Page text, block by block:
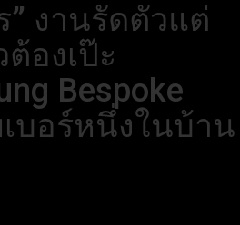
” งานรัดตัวแต่
องเป๊ะ
Bespoke
บอร์หนึ่งในบ้าน